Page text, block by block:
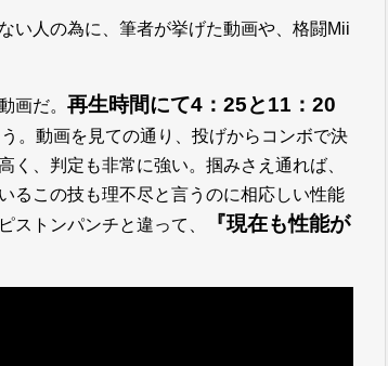
い人の為に、筆者が挙げた動画や、格闘Mii
画だ。 再生時間にて4：25と11：20
。動画を見ての通り、投げからコンボで決
、判定も非常に強い。掴みさえ通れば、
るこの技も理不尽と言うのに相応しい性能
ストンパンチと違って、
『現在も性能が